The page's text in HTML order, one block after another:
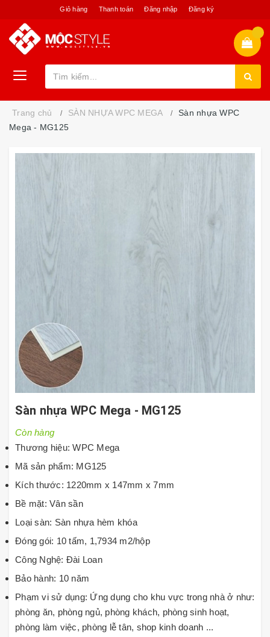
Giỏ hàng Thanh toán Đăng nhập Đăng ký
Trang chủ SÀN NHỰA WPC MEGA
Sàn nhựa WPC
Mega - MG125
Sàn nhựa WPC Mega - MG125
Còn hàng
Thương hiệu: WPC Mega
Mã sản phẩm: MG125
Kích thước: 1220mm x 147mm x 7mm
Bề mặt: Vân sần
Loại sàn: Sàn nhựa hèm khóa
Đóng gói: 10 tấm, 1,7934 m2/hộp
Công Nghệ: Đài Loan
Bảo hành: 10 năm
Phạm vi sử dụng: Ứng dụng cho khu vực trong nhà ở như:
phòng ăn, phòng ngủ, phòng khách, phòng sinh hoạt,
phòng làm việc, phòng lễ tân, shop kinh doanh ...